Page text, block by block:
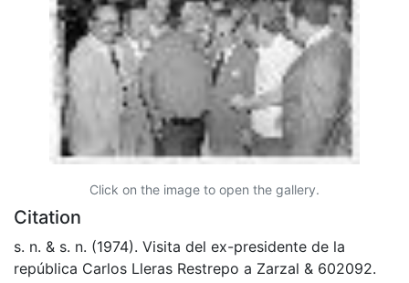
Click on the image to open the gallery.
Citation
s. n. & s. n. (1974). Visita del ex-presidente de la
república Carlos Lleras Restrepo a Zarzal & 602092.